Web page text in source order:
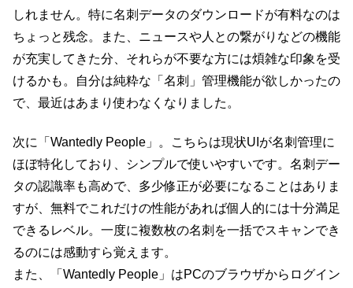
しれません。特に名刺データのダウンロードが有料なのは
ちょっと残念。また、ニュースや人との繋がりなどの機能
が充実してきた分、それらが不要な方には煩雑な印象を受
けるかも。自分は純粋な「名刺」管理機能が欲しかったの
で、最近はあまり使わなくなりました。
次に「Wantedly People」。こちらは現状UIが名刺管理に
ほぼ特化しており、シンプルで使いやすいです。名刺デー
タの認識率も高めで、多少修正が必要になることはありま
すが、無料でこれだけの性能があれば個人的には十分満足
できるレベル。一度に複数枚の名刺を一括でスキャンでき
るのには感動すら覚えます。
また、「Wantedly People」はPCのブラウザからログイン